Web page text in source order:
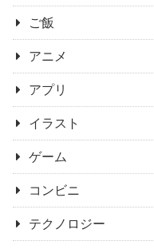
ご飯
アニメ
アプリ
イラスト
ゲーム
コンビニ
テクノロジー